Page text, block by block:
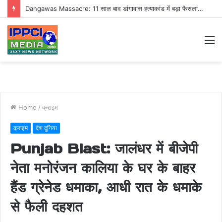
Dangawas Massacre: 11 साल बाद डांगावास हत्याकांड में बड़ा फैसला, एससी-एसटी कोर्ट ने सभी 40 आरोपियों को किया बाइज्जत बरी
Home / क्राइम
क्राइम देश दुनिया
Punjab Blast: जालंधर में बीजेपी
नेता मनोरंजन कालिया के घर के बाहर
हैंड ग्रेनेड धमाका, आधी रात के धमाके
से फैली दहशत